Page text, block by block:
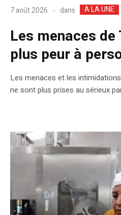
7 août 2026 dans A LA UNE
Les menaces
plus peur à
Les menaces et les
ne sont plus prises au sérieux